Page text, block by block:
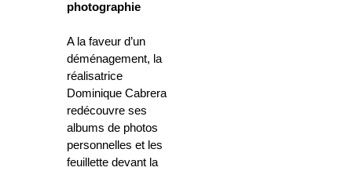
photographie
A la faveur d’un
déménagement, la
réalisatrice
Dominique Cabrera
redécouvre ses
albums de photos
personnelles et les
feuillette devant la